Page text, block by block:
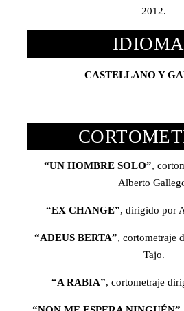
2012.
CASTELLANO Y
“UN HOMBRE SOLO”,
Alberto
“EX CHANGE”, dirigido por
“ADEUS BERTA”, cortometraje
Tajo.
“A RABIA”, cortometraje